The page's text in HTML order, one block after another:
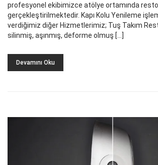
profesyonel ekibimizce atölye ortamında
gerçekleştirilmektedir. Kapı Kolu Yenileme
verdiğimiz diğer Hizmetlerimiz; Tuş Takım
silinmiş, aşınmış, deforme olmuş […]
Devamını Oku